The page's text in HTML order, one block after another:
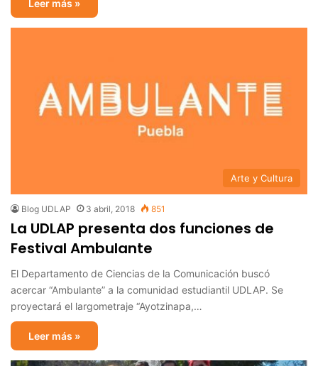
Leer más »
Arte y Cultura
Blog UDLAP 3 abril, 2018 851
La UDLAP presenta dos funciones de
Festival Ambulante
El Departamento de Ciencias de la Comunicación buscó
acercar “Ambulante” a la comunidad estudiantil UDLAP. Se
proyectará el largometraje “Ayotzinapa,…
Leer más »